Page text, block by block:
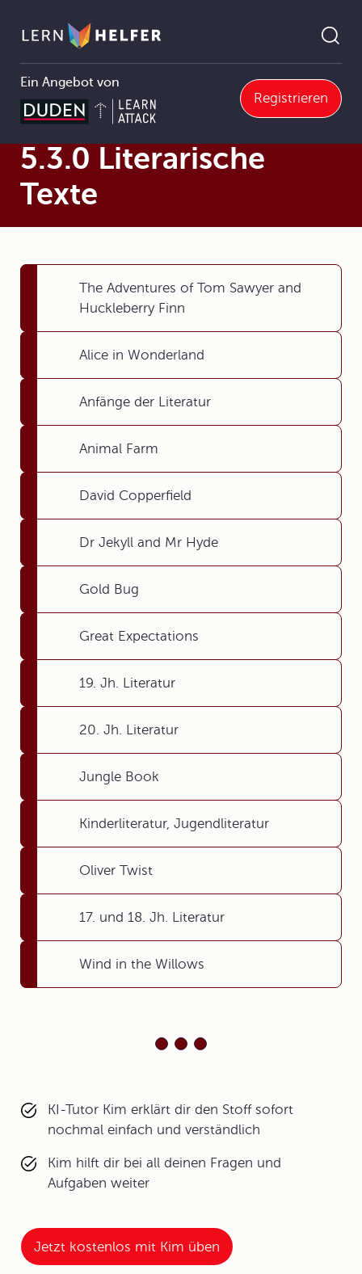
Ein Angebot von
Registrieren
Pfadnavigation
Englisch 5 Umgang mit Texten und Medien 5.3 Literarische Texte 5.3.0 Literarische Texte
5.3.0 Literarische
Texte
The Adventures of Tom Sawyer and
Huckleberry Finn
Alice in Wonderland
Anfänge der Literatur
Animal Farm
David Copperfield
Dr Jekyll and Mr Hyde
Gold Bug
Great Expectations
19. Jh. Literatur
20. Jh. Literatur
Jungle Book
Kinderliteratur, Jugendliteratur
Oliver Twist
17. und 18. Jh. Literatur
Wind in the Willows
KI-Tutor Kim erklärt dir den Stoff sofort
nochmal einfach und verständlich
Kim hilft dir bei all deinen Fragen und
Aufgaben weiter
Jetzt kostenlos mit Kim üben